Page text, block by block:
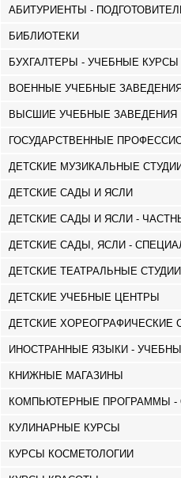
АБИТУРИЕНТЫ -
БИБЛИОТЕКИ
БУХГАЛТЕРЫ - УЧЕБНЫЕ КУРСЫ
ВОЕННЫЕ УЧЕБНЫЕ ЗАВЕДЕНИЯ
ВЫСШИЕ УЧЕБНЫЕ ЗАВЕДЕНИЯ
ГОСУДАРСТВЕННЫЕ
ДЕТСКИЕ МУЗИКАЛЬНЫЕ
ДЕТСКИЕ САДЫ И ЯСЛИ
ДЕТСКИЕ САДЫ И ЯСЛИ -
ДЕТСКИЕ САДЫ, ЯСЛИ -
ДЕТСКИЕ ТЕАТРАЛЬНЫЕ СТУДИИ
ДЕТСКИЕ УЧЕБНЫЕ ЦЕНТРЫ
ДЕТСКИЕ ХОРЕОГРАФИЧЕСКИЕ
ИНОСТРАННЫЕ ЯЗЫКИ -
КНИЖНЫЕ МАГАЗИНЫ
КОМПЬЮТЕРНЫЕ ПРОГРАММЫ -
КУЛИНАРНЫЕ КУРСЫ
КУРСЫ КОСМЕТОЛОГИИ